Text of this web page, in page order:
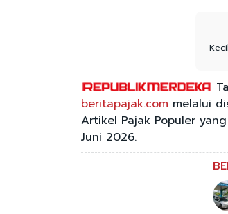
Kecil
beritapajak.com melalui
Artikel Pajak Populer
Juni 2026.